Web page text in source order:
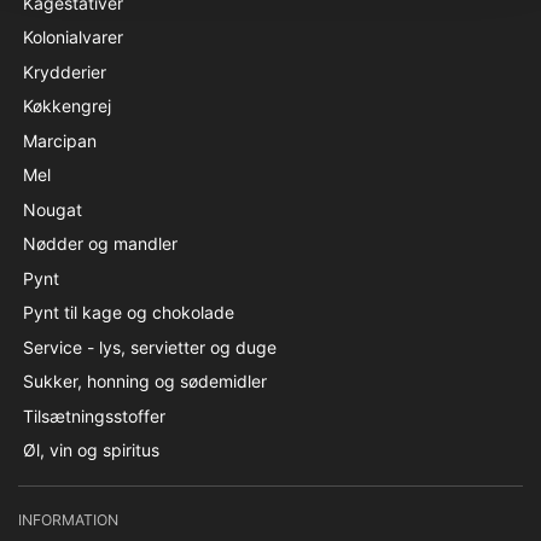
Kolonialvarer
Krydderier
Køkkengrej
Marcipan
Mel
Nougat
Nødder og mandler
Pynt
Pynt til kage og chokolade
Service - lys, servietter og duge
Sukker, honning og sødemidler
Tilsætningsstoffer
Øl, vin og spiritus
INFORMATION